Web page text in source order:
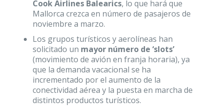
Cook Airlines Balearics, lo que hará que
Mallorca crezca en número de pasajeros de
noviembre a marzo.
Los grupos turísticos y aerolíneas han
solicitado un mayor número de ‘slots’
(movimiento de avión en franja horaria), ya
que la demanda vacacional se ha
incrementado por el aumento de la
conectividad aérea y la puesta en marcha de
distintos productos turísticos.